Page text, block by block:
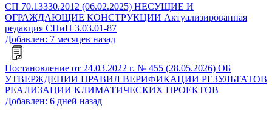
СП 70.13330.2012 (06.02.2025) НЕСУЩИЕ И
ОГРАЖДАЮЩИЕ КОНСТРУКЦИИ Актуализированная
редакция СНиП 3.03.01-87
Добавлен: 7 месяцев назад
Постановление от 24.03.2022 г. № 455 (28.05.2026) ОБ
УТВЕРЖДЕНИИ ПРАВИЛ ВЕРИФИКАЦИИ РЕЗУЛЬТАТОВ
РЕАЛИЗАЦИИ КЛИМАТИЧЕСКИХ ПРОЕКТОВ
Добавлен: 6 дней назад